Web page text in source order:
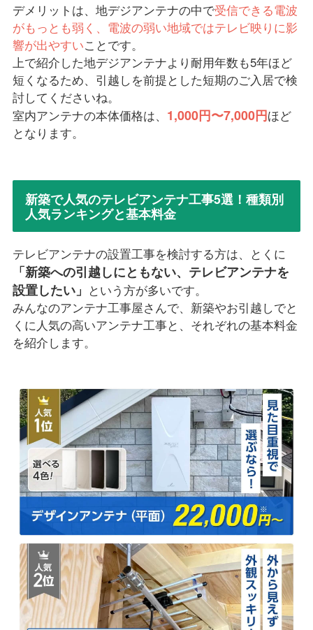
デメリットは、地デジアンテナの中で受信できる電波
がもっとも弱く、電波の弱い地域ではテレビ映りに影
響が出やすいことです。
上で紹介した地デジアンテナより耐用年数も5年ほど
短くなるため、引越しを前提とした短期のご入居で検
討してくださいね。
室内アンテナの本体価格は、 1,000円〜7,000円ほど
となります。
新築で人気のテレビアンテナ工事5選！種類別
人気ランキングと基本料金
テレビアンテナの設置工事を検討する方は、とくに
「新築への引越しにともない、テレビアンテナを
設置したい」 という方が多いです。
みんなのアンテナ工事屋さんで、新築やお引越しでと
くに人気の高いアンテナ工事と、それぞれの基本料金
を紹介します。